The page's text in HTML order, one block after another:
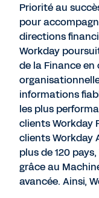
Priorité au
pour
directions
Workday
de la Finance
informations
les plus
clients Workday
clients Workday
plus de 120
grâce au
avancée. Ainsi,